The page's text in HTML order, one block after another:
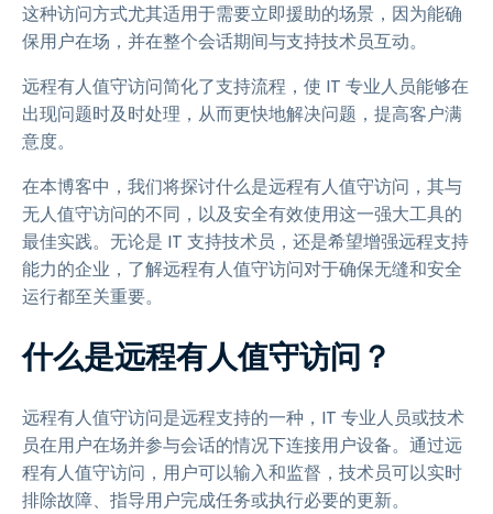
这种访问方式尤其适用于需要立即援助的场景，因为能确
保用户在场，并在整个会话期间与支持技术员互动。
远程有人值守访问简化了支持流程，使 IT 专业人员能够在
出现问题时及时处理，从而更快地解决问题，提高客户满
意度。
在本博客中，我们将探讨什么是远程有人值守访问，其与
无人值守访问的不同，以及安全有效使用这一强大工具的
最佳实践。无论是 IT 支持技术员，还是希望增强远程支持
能力的企业，了解远程有人值守访问对于确保无缝和安全
运行都至关重要。
什么是远程有人值守访问？
远程有人值守访问是远程支持的一种，IT 专业人员或技术
员在用户在场并参与会话的情况下连接用户设备。通过远
程有人值守访问，用户可以输入和监督，技术员可以实时
排除故障、指导用户完成任务或执行必要的更新。